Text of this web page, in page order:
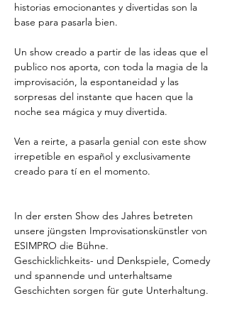
historias emocionantes y divertidas son la
base para pasarla bien.
Un show creado a partir de las ideas que el
publico nos aporta, con toda la magia de la
improvisación, la espontaneidad y las
sorpresas del instante que hacen que la
noche sea mágica y muy divertida.
Ven a reirte, a pasarla genial con este show
irrepetible en español y exclusivamente
creado para tí en el momento.
In der ersten Show des Jahres betreten
unsere jüngsten Improvisationskünstler von
ESIMPRO die Bühne.
Geschicklichkeits- und Denkspiele, Comedy
und spannende und unterhaltsame
Geschichten sorgen für gute Unterhaltung.